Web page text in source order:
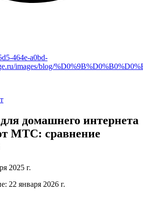
464e-a0bd-
images/blog/
домашнего интернета
МТС: сравнение
2025 г.
: 22 января 2026 г.